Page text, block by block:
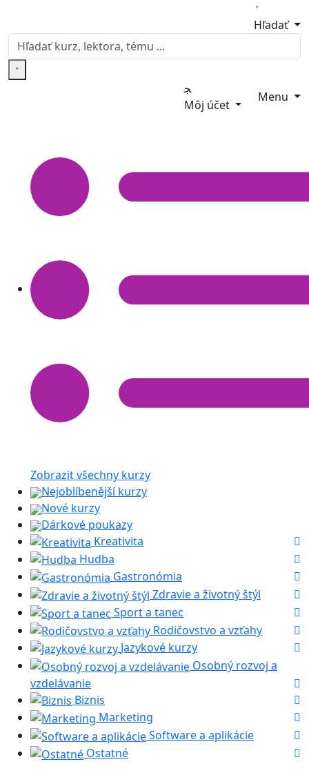
Hľadať
Môj účet
Menu
Zobrazit všechny kurzy
Nejoblíbenější kurzy
Nové kurzy
Dárkové poukazy
Kreativita
Hudba
Gastronómia
Zdravie a životný štýl
Sport a tanec
Rodičovstvo a vzťahy
Jazykové kurzy
Osobný rozvoj a
vzdelávanie
Biznis
Marketing
Software a aplikácie
Ostatné